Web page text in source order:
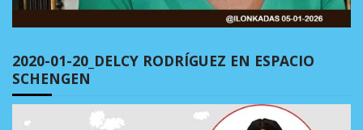
2020-01-20_DELCY RODRÍGUEZ EN ESPACIO
SCHENGEN